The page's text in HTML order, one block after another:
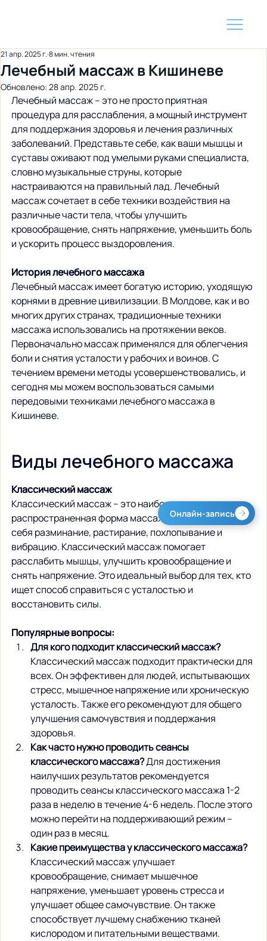
Лечебный массаж в Кишиневе
21 апр. 2025 г. 8 мин. чтения
Обновлено: 28 апр. 2025 г.
Лечебный массаж – это не просто приятная
процедура для расслабления, а мощный инструмент
для поддержания здоровья и лечения различных
заболеваний. Представьте себе, как ваши мышцы и
суставы оживают под умелыми руками специалиста,
словно музыкальные струны, которые
настраиваются на правильный лад. Лечебный
массаж сочетает в себе техники воздействия на
различные части тела, чтобы улучшить
кровообращение, снять напряжение, уменьшить боль
и ускорить процесс выздоровления.
История лечебного массажа
Лечебный массаж имеет богатую историю, уходящую
корнями в древние цивилизации. В Молдове, как и во
многих других странах, традиционные техники
массажа использовались на протяжении веков.
Первоначально массаж применялся для облегчения
боли и снятия усталости у рабочих и воинов. С
течением времени методы усовершенствовались, и
сегодня мы можем воспользоваться самыми
передовыми техниками лечебного массажа в
Кишиневе.
Виды лечебного массажа
Классический массаж
Классический массаж – это наиболее
распространенная форма массажа, включающая в
себя разминание, растирание, похлопывание и
вибрацию. Классический массаж помогает
расслабить мышцы, улучшить кровообращение и
снять напряжение. Это идеальный выбор для тех, кто
ищет способ справиться с усталостью и
восстановить силы.
Популярные вопросы:
Для кого подходит классический массаж?
Классический массаж подходит практически для
всех. Он эффективен для людей, испытывающих
стресс, мышечное напряжение или хроническую
усталость. Также его рекомендуют для общего
улучшения самочувствия и поддержания
здоровья.
Как часто нужно проводить сеансы
классического массажа? Для достижения
наилучших результатов рекомендуется
проводить сеансы классического массажа 1-2
раза в неделю в течение 4-6 недель. После этого
можно перейти на поддерживающий режим –
один раз в месяц.
Какие преимущества у классического массажа?
Классический массаж улучшает
кровообращение, снимает мышечное
напряжение, уменьшает уровень стресса и
улучшает общее самочувствие. Он также
способствует лучшему снабжению тканей
кислородом и питательными веществами.
Онлайн-запись